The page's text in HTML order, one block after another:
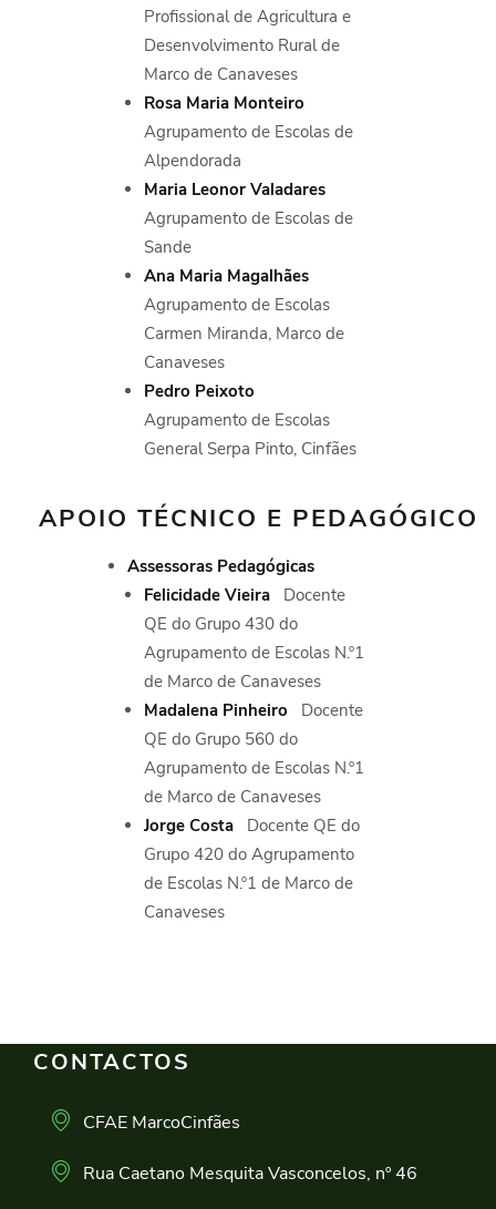
Profissional de Agricultura e
Desenvolvimento Rural de
Marco de Canaveses
Rosa Maria Monteiro
Agrupamento de Escolas de
Alpendorada
Maria Leonor Valadares
Agrupamento de Escolas de
Sande
Ana Maria Magalhães
Agrupamento de Escolas
Carmen Miranda, Marco de
Canaveses
Pedro Peixoto
Agrupamento de Escolas
General Serpa Pinto, Cinfães
APOIO TÉCNICO E PEDAGÓGICO
Assessoras Pedagógicas
Felicidade Vieira
Docente
QE do Grupo 430 do
Agrupamento de Escolas N.º1
de Marco de Canaveses
Madalena Pinheiro
Docente
QE do Grupo 560 do
Agrupamento de Escolas N.º1
de Marco de Canaveses
Jorge Costa
Docente QE do
Grupo 420 do Agrupamento
de Escolas N.º1 de Marco de
Canaveses
CONTACTOS
CFAE MarcoCinfães
Rua Caetano Mesquita Vasconcelos, nº 46